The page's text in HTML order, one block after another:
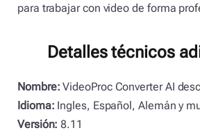
para trabajar con video de forma
Detalles técnicos
Nombre: VideoProc Converter AI
Idioma: Ingles, Español, Alemán y
Versión: 8.11